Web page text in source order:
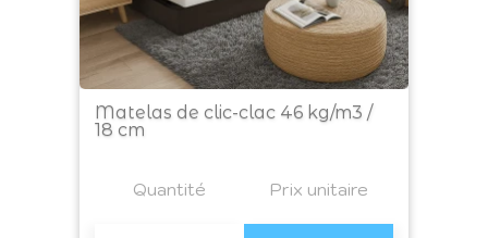
Matelas de clic-clac 46 kg/m3 /
18 cm
Quantité Prix unitaire